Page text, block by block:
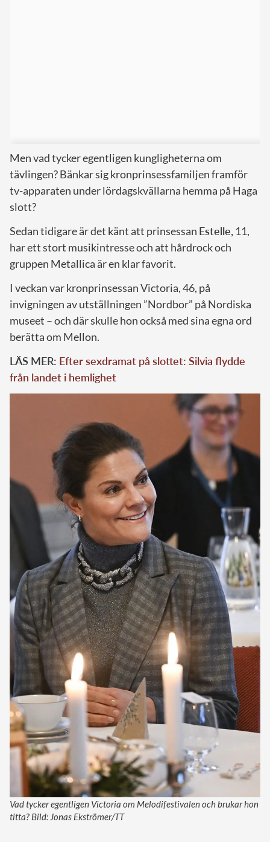
Men vad tycker egentligen kungligheterna om
tävlingen? Bänkar sig kronprinsessfamiljen framför
tv-apparaten under lördagskvällarna hemma på Haga
slott?
Sedan tidigare är det känt att prinsessan Estelle, 11,
har ett stort musikintresse och att hårdrock och
gruppen Metallica är en klar favorit.
I veckan var kronprinsessan Victoria, 46, på
invigningen av utställningen ”Nordbor” på Nordiska
museet – och där skulle hon också med sina egna ord
berätta om Mellon.
LÄS MER: Efter sexdramat på slottet: Silvia flydde
från landet i hemlighet
Vad tycker egentligen Victoria om Melodifestivalen och brukar hon
titta? Bild: Jonas Ekströmer/TT